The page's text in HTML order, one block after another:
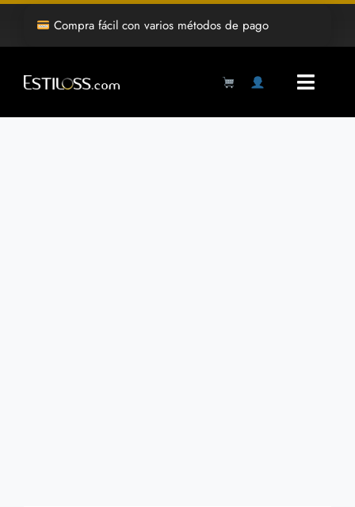
Saltar
contenido
Compra fácil con varios métodos de pago